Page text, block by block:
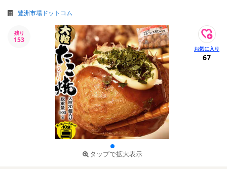
豊洲市場ドットコム
残り
153
タップで拡大表示
67